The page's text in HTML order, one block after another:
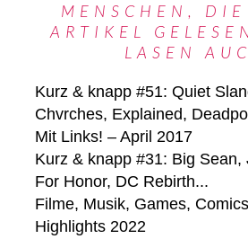
MENSCHEN,
ARTIKEL
LASEN
Kurz & knapp #51: Quiet
Chvrches, Explained,
Mit Links! – April 2017
Kurz & knapp #31: Big Sean,
For Honor, DC Rebirth...
Filme, Musik, Games,
Highlights 2022